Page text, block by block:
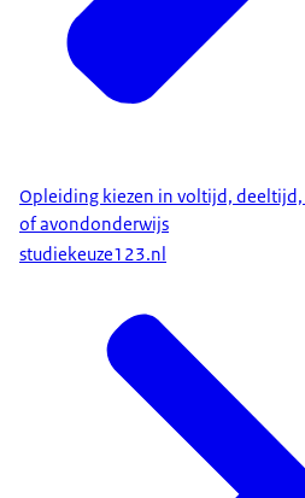
Opleiding kiezen in voltijd,
of avondonderwijs
studiekeuze123.nl